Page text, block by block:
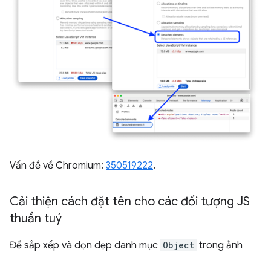
Vấn đề về Chromium: 350519222.
Cải thiện cách đặt tên cho các đối tượng JS
thuần tuý
Để sắp xếp và dọn dẹp danh mục Object trong ảnh